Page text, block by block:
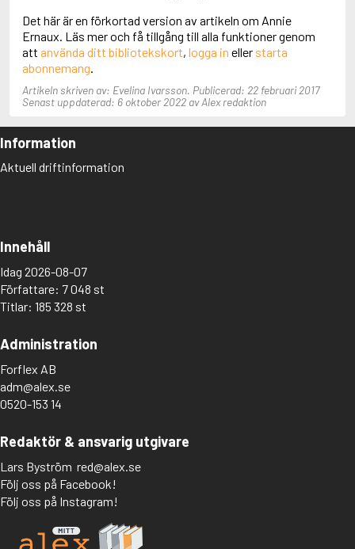
Det här är en förkortad version av artikeln om Annie
Ernaux. Läs mer och få tillgång till alla funktioner genom
att använda ditt bibliotekskort, logga in eller starta
abonnemang
Artikeln skriven av: Evelina Ivarsson. Publicerad: 22 februari 2017
Senast uppdaterad: 6 oktober 2022 av Alex redaktion
Information
Aktuell driftinformation
Innehåll
Idag 2026-08-07
Författare: 7 048 st
Titlar: 185 328 st
Administration
Forflex AB
adm@alex.se
0520-153 14
Redaktör & ansvarig utgivare
Lars Byström red@alex.se
Följ oss på Facebook!
Följ oss på Instagram!